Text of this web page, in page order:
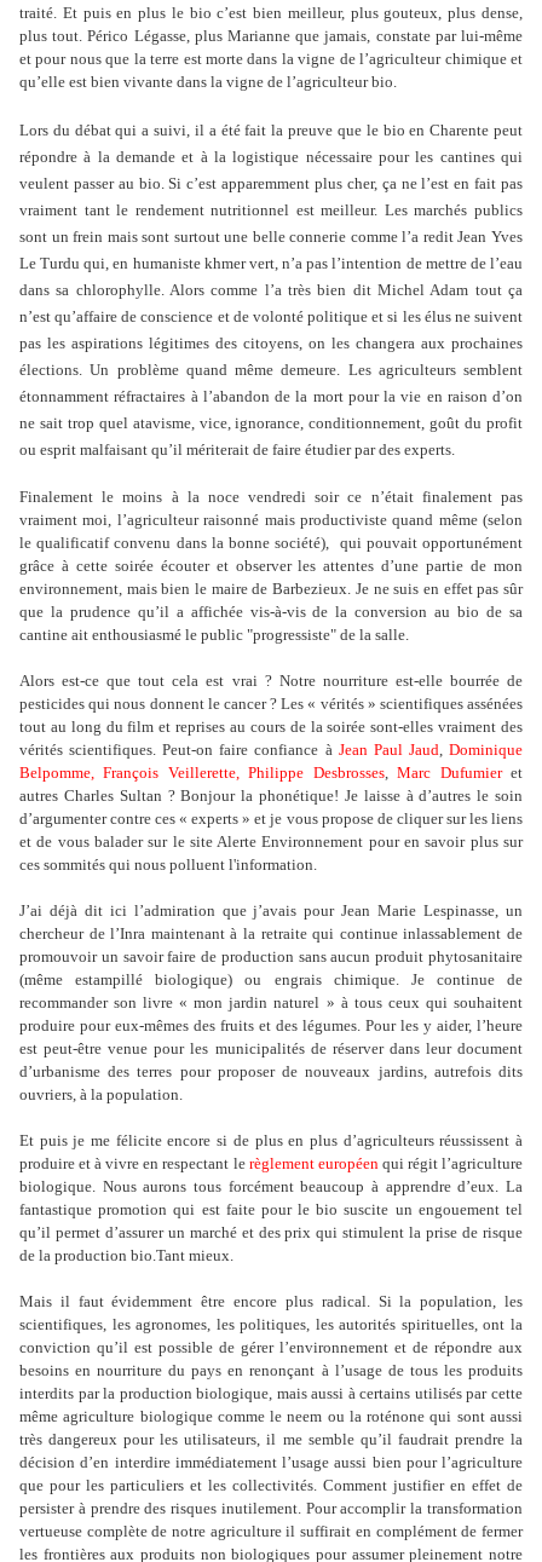
traité. Et puis en plus le bio c’est bien meilleur, plus gouteux, plus dense,
plus tout. Périco Légasse, plus Marianne que jamais, constate par lui-même
et pour nous que la terre est morte dans la vigne de l’agriculteur chimique et
qu’elle est bien vivante dans la vigne de l’agriculteur bio.
Lors du débat qui a suivi, il a été fait la preuve que le bio en Charente peut
répondre à la demande et à la logistique nécessaire pour les cantines qui
veulent passer au bio. Si c’est apparemment plus cher, ça ne l’est en fait pas
vraiment tant le rendement nutritionnel est meilleur. Les marchés publics
sont un frein mais sont surtout une belle connerie comme l’a redit Jean Yves
Le Turdu qui, en humaniste khmer vert, n’a pas l’intention de mettre de l’eau
dans sa chlorophylle. Alors comme l’a très bien dit Michel Adam tout ça
n’est qu’affaire de conscience et de volonté politique et si les élus ne suivent
pas les aspirations légitimes des citoyens, on les changera aux prochaines
élections. Un problème quand même demeure. Les agriculteurs semblent
étonnamment réfractaires à l’abandon de la mort pour la vie en raison d’on
ne sait trop quel atavisme, vice, ignorance, conditionnement, goût du profit
ou esprit malfaisant qu’il mériterait de faire étudier par des experts.
Finalement le moins à la noce vendredi soir ce n’était finalement pas
vraiment moi, l’agriculteur raisonné mais productiviste quand même (selon
le qualificatif convenu dans la bonne société), qui pouvait opportunément
grâce à cette soirée écouter et observer les attentes d’une partie de mon
environnement, mais bien le maire de Barbezieux. Je ne suis en effet pas sûr
que la prudence qu’il a affichée vis-à-vis de la conversion au bio de sa
cantine ait enthousiasmé le public "progressiste" de la salle.
Alors est-ce que tout cela est vrai ? Notre nourriture est-elle bourrée de
pesticides qui nous donnent le cancer ? Les « vérités » scientifiques assénées
tout au long du film et reprises au cours de la soirée sont-elles vraiment des
vérités scientifiques. Peut-on faire confiance à Jean Paul Jaud,Dominique
Belpomme, François Veillerette, Philippe Desbrosses,Marc Dufumieret
autres Charles Sultan ? Bonjour la phonétique! Je laisse à d’autres le soin
d’argumenter contre ces « experts » et je vous propose de cliquer sur les liens
et de vous balader sur le site Alerte Environnement pour en savoir plus sur
ces sommités qui nous polluent l'information.
J’ai déjà dit ici l’admiration que j’avais pour Jean Marie Lespinasse, un
chercheur de l’Inra maintenant à la retraite qui continue inlassablement de
promouvoir un savoir faire de production sans aucun produit phytosanitaire
(même estampillé biologique) ou engrais chimique. Je continue de
recommander son livre « mon jardin naturel » à tous ceux qui souhaitent
produire pour eux-mêmes des fruits et des légumes. Pour les y aider, l’heure
est peut-être venue pour les municipalités de réserver dans leur document
d’urbanisme des terres pour proposer de nouveaux jardins, autrefois dits
ouvriers, à la population.
Et puis je me félicite encore si de plus en plus d’agriculteurs réussissent à
produire et à vivre en respectant le règlement européenqui régit l’agriculture
biologique. Nous aurons tous forcément beaucoup à apprendre d’eux. La
fantastique promotion qui est faite pour le bio suscite un engouement tel
qu’il permet d’assurer un marché et des prix qui stimulent la prise de risque
de la production bio.Tant mieux.
Mais il faut évidemment être encore plus radical. Si la population, les
scientifiques, les agronomes, les politiques, les autorités spirituelles, ont la
conviction qu’il est possible de gérer l’environnement et de répondre aux
besoins en nourriture du pays en renonçant à l’usage de tous les produits
interdits par la production biologique, mais aussi à certains utilisés par cette
même agriculture biologique comme le neem ou la roténone qui sont aussi
très dangereux pour les utilisateurs, il me semble qu’il faudrait prendre la
décision d’en interdire immédiatement l’usage aussi bien pour l’agriculture
que pour les particuliers et les collectivités. Comment justifier en effet de
persister à prendre des risques inutilement. Pour accomplir la transformation
vertueuse complète de notre agriculture il suffirait en complément de fermer
les frontières aux produits non biologiques pour assumer pleinement notre